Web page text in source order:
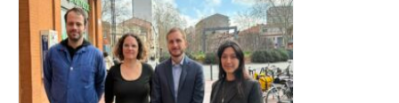
voiture ? La vérité sur les avions qui
reculent – ici.fr